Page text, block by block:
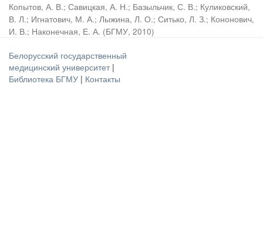
Копытов, А. В.; Савицкая, А. Н.; Базыльчик, С. В.; Куликовский,
В. Л.; Игнатович, М. А.; Лыжина, Л. О.; Ситько, Л. З.; Кононович,
И. В.; Наконечная, Е. А. (БГМУ, 2010)
Белорусский государственный
медицинский университет |
Библиотека БГМУ | Контакты